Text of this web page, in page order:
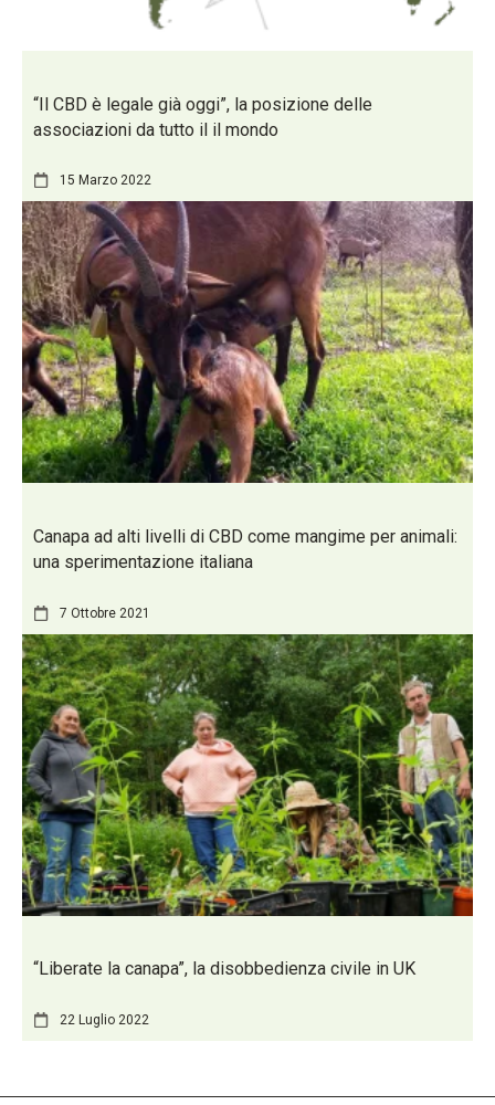
“Il CBD è legale già oggi”, la posizione delle
associazioni da tutto il il mondo
15 Marzo 2022
Canapa ad alti livelli di CBD come mangime per animali:
una sperimentazione italiana
7 Ottobre 2021
“Liberate la canapa”, la disobbedienza civile in UK
22 Luglio 2022